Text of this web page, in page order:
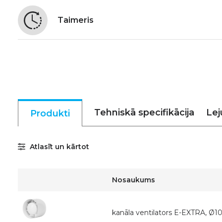
Taimeris
Produkti Tehniskā specifikācija
Atlasīt un kārtot
Nosaukums
kanāla ventilators E-EXTRA,